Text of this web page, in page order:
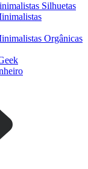
Silhuetas
Orgânicas